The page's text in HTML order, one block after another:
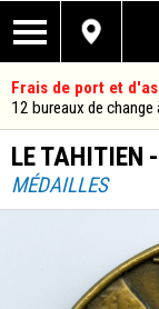
Frais de port et
12 bureaux de
LE TAHITIEN
MÉDAILLES